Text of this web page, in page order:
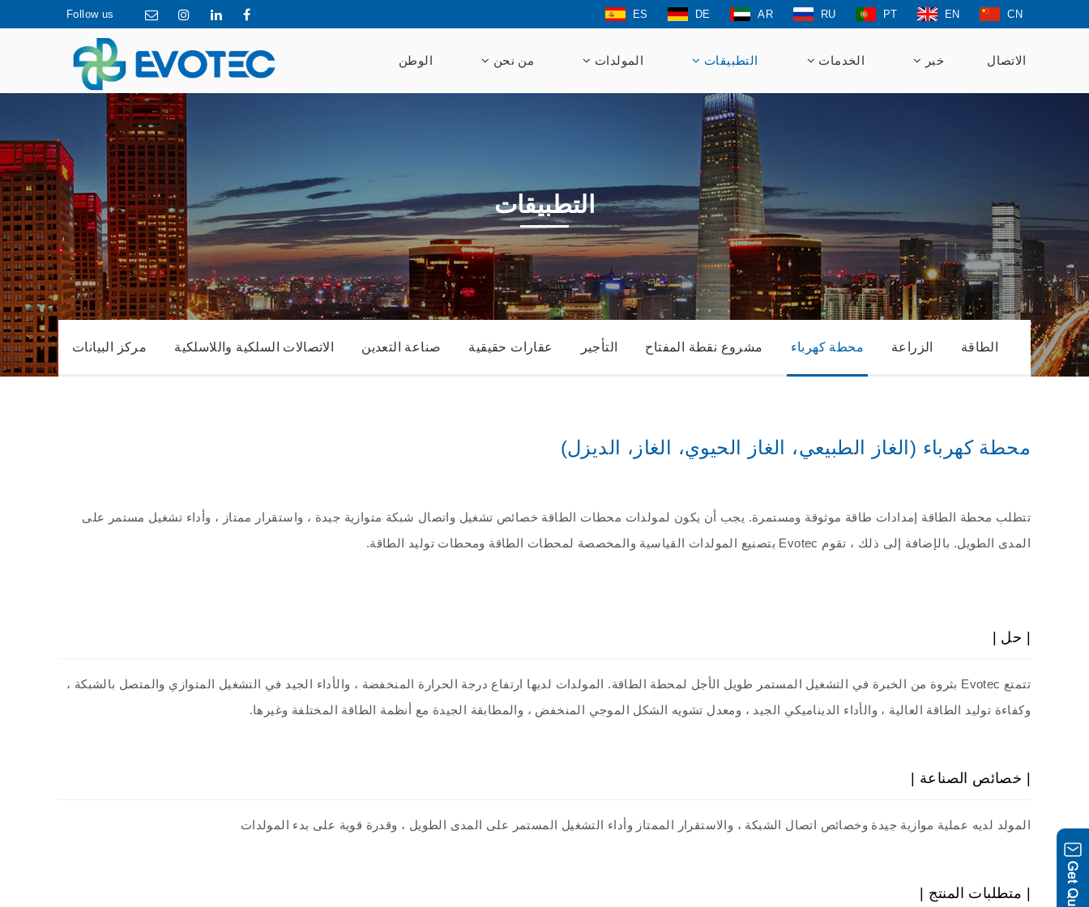
Follow us CN
EN
PT
RU
AR
DE
ES
الوطن من نحن المولدات التطبيقات الخدمات خبر الاتصال
التطبيقات
مركز البيانات الاتصالات السلكية واللاسلكية صناعة التعدين عقارات حقيقية التأجير مشروع نقطة المفتاح محطة كهرباء الزراعة الطاقة
محطة كهرباء (الغاز الطبيعي، الغاز الحيوي، الغاز، الديزل)
تتطلب محطة الطاقة إمدادات طاقة موثوقة ومستمرة. يجب أن يكون لمولدات محطات الطاقة خصائص تشغيل واتصال شبكة متوازية جيدة ، واستقرار ممتاز ، وأداء تشغيل مستمر على
المدى الطويل. بالإضافة إلى ذلك ، تقوم Evotec بتصنيع المولدات القياسية والمخصصة لمحطات الطاقة ومحطات توليد الطاقة.
| حل |
تتمتع Evotec بثروة من الخبرة في التشغيل المستمر طويل الأجل لمحطة الطاقة. المولدات لديها ارتفاع درجة الحرارة المنخفضة ، والأداء الجيد في التشغيل المتوازي والمتصل بالشبكة ،
وكفاءة توليد الطاقة العالية ، والأداء الديناميكي الجيد ، ومعدل تشويه الشكل الموجي المنخفض ، والمطابقة الجيدة مع أنظمة الطاقة المختلفة وغيرها.
| خصائص الصناعة |
المولد لديه عملية موازية جيدة وخصائص اتصال الشبكة ، والاستقرار الممتاز وأداء التشغيل المستمر على المدى الطويل ، وقدرة قوية على بدء المولدات
| متطلبات المنتج |